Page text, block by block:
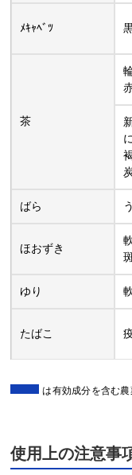
ﾒｷｬﾍﾞﾂ
茶
ばら
ほおずき
ゆり
たばこ
は有効成分を含む農
使用上の注意事